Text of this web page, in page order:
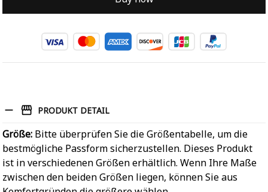
PRODUKT DETAIL
Größe: Bitte überprüfen Sie die Größentabelle, um die
bestmögliche Passform sicherzustellen. Dieses Produkt
ist in verschiedenen Größen erhältlich. Wenn Ihre Maße
zwischen den beiden Größen liegen, können Sie aus